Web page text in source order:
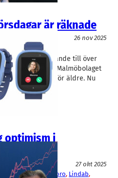
är räknade
26 nov 2025
har ökat sitt ägande till över
aktierna i Doro, Malmöbolaget
mobiltelefoner för äldre. Nu
och en…
optimism i
27 okt 2025
Group, Careium, Doro, Lindab